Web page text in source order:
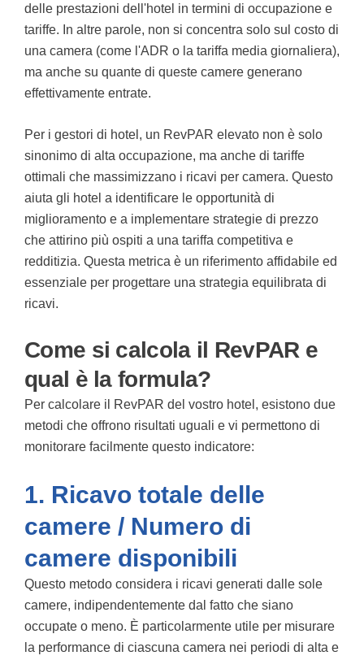
delle prestazioni dell'hotel in termini di occupazione e
tariffe. In altre parole, non si concentra solo sul costo di
una camera (come l'ADR o la tariffa media giornaliera),
ma anche su quante di queste camere generano
effettivamente entrate.
Per i gestori di hotel, un RevPAR elevato non è solo
sinonimo di alta occupazione, ma anche di tariffe
ottimali che massimizzano i ricavi per camera. Questo
aiuta gli hotel a identificare le opportunità di
miglioramento e a implementare strategie di prezzo
che attirino più ospiti a una tariffa competitiva e
redditizia. Questa metrica è un riferimento affidabile ed
essenziale per progettare una strategia equilibrata di
ricavi.
Come si calcola il RevPAR e
qual è la formula?
Per calcolare il RevPAR del vostro hotel, esistono due
metodi che offrono risultati uguali e vi permettono di
monitorare facilmente questo indicatore:
1. Ricavo totale delle
camere / Numero di
camere disponibili
Questo metodo considera i ricavi generati dalle sole
camere, indipendentemente dal fatto che siano
occupate o meno. È particolarmente utile per misurare
la performance di ciascuna camera nei periodi di alta e